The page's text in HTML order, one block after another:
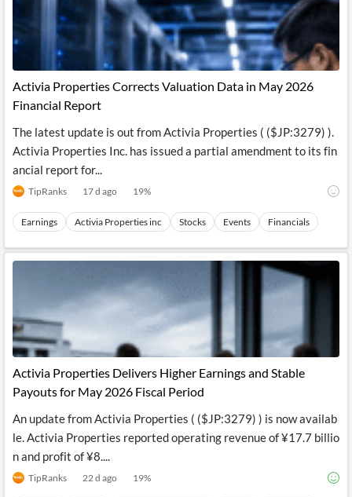
Traders
Business
Reader
Solutions
Financial
Extended
Financial
API
Entity and
Events
with NLP
and
Your
Own
Content
Integrations
Financial
MCP
Brokers
Students,
Professors,
Wealth
Financial
Advisors
P2P
Crowdfunding,
Institutional
Investors,
Treasury
Accounting
Central
Banks,
Regulatory
Score
Similar
Grouping
on
Charts
Key
Sentiment
Content
Translation
Push
Notifications
News
Insider
Transactions
Official
Company
Investor
Relations
Company
Insights
ESG
Content
Languages
Activia Properties Corrects Valuation Data in May 2026
Financial Report
The latest update is out from Activia Properties ( ($JP:3279) ).
Activia Properties Inc. has issued a partial amendment to its fin
ancial report for...
TipRanks 17 d ago 19%
Earnings Activia Properties inc Stocks Events Financials
Activia Properties Delivers Higher Earnings and Stable
Payouts for May 2026 Fiscal Period
An update from Activia Properties ( ($JP:3279) ) is now availab
le. Activia Properties reported operating revenue of ¥17.7 billio
n and profit of ¥8....
TipRanks 22 d ago 19%